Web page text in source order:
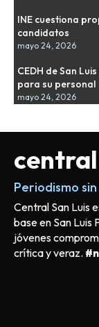
INE cuestiona
candidatos
mayo 24, 2026
CEDH de San
para su personal
mayo 24, 2026
Periodismo
Central San Luis
base en San
jóvenes
crítica y veraz.